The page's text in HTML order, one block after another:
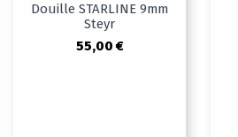
Douille STARLINE 9mm
Steyr
55,00 €